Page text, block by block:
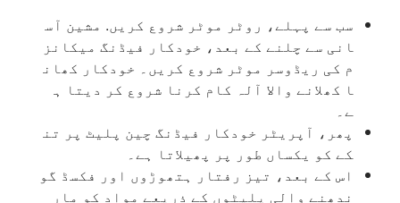
سب سے پہلے، روٹر موٹر شروع کریں. مشین آس
انی سے چلنے کے بعد، خودکار فیڈنگ میکانز
م کی ریڈوسر موٹر شروع کریں۔ خودکار کھان
ا کھلانے والا آلہ کام کرنا شروع کر دیتا ہ
ے۔
پھر، آپریٹر خودکار فیڈنگ چین پلیٹ پر تن
کے کو یکساں طور پر پھیلاتا ہے۔
اس کے بعد، تیز رفتار ہتھوڑوں اور فکسڈ گو
ندھنے والی پلیٹوں کے ذریعے مواد کو مار